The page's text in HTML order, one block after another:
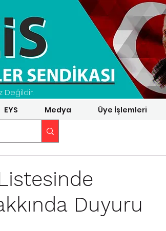
Değildir.
EYS Medya Üye İşlemleri
Duyuru